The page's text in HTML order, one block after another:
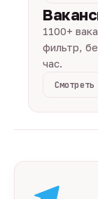
1100+
фильтр,
час.